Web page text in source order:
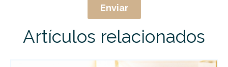
Artículos relacionados